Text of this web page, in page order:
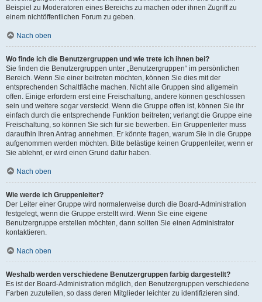
Beispiel zu Moderatoren eines Bereichs zu machen oder ihnen Zugriff zu
einem nichtöffentlichen Forum zu geben.
Nach oben
Wo finde ich die Benutzergruppen und wie trete ich ihnen bei?
Sie finden die Benutzergruppen unter „Benutzergruppen“ im persönlichen
Bereich. Wenn Sie einer beitreten möchten, können Sie dies mit der
entsprechenden Schaltfläche machen. Nicht alle Gruppen sind allgemein
offen. Einige erfordern erst eine Freischaltung, andere können geschlossen
sein und weitere sogar versteckt. Wenn die Gruppe offen ist, können Sie ihr
einfach durch die entsprechende Funktion beitreten; verlangt die Gruppe eine
Freischaltung, so können Sie sich für sie bewerben. Ein Gruppenleiter muss
daraufhin Ihren Antrag annehmen. Er könnte fragen, warum Sie in die Gruppe
aufgenommen werden möchten. Bitte belästige keinen Gruppenleiter, wenn er
Sie ablehnt, er wird einen Grund dafür haben.
Nach oben
Wie werde ich Gruppenleiter?
Der Leiter einer Gruppe wird normalerweise durch die Board-Administration
festgelegt, wenn die Gruppe erstellt wird. Wenn Sie eine eigene
Benutzergruppe erstellen möchten, dann sollten Sie einen Administrator
kontaktieren.
Nach oben
Weshalb werden verschiedene Benutzergruppen farbig dargestellt?
Es ist der Board-Administration möglich, den Benutzergruppen verschiedene
Farben zuzuteilen, so dass deren Mitglieder leichter zu identifizieren sind.